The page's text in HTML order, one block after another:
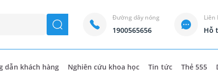
seach
Đường dây nóng
1900565656
Liên
Hỗ
dẫn khách hàng Nghiên cứu khoa học Tin tức Thẻ 555